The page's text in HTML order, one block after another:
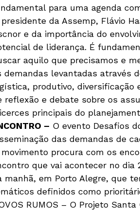
para uma agenda
presidente da Assemp, Flávio
e da importância do
de liderança. É
aquilo que precisamos e
demandas levantadas através
produtivo, diversificação
reflexão e debate sobre os
principais do
– O evento Desafios
das demandas de
movimento procura com os
que vai acontecer no dia
manhã, em Porto Alegre, que
definidos como
RUMOS – O Projeto